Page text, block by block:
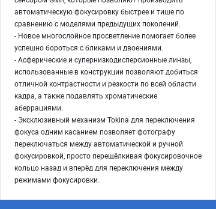
автоматическую фокусировку быстрее и тише по
сравнению с моделями предыдущих поколений.
- Новое многослойное просветление помогает более
успешно бороться с бликами и двоениями.
- Асферические и супернизкодисперсионные линзы,
использованные в конструкции позволяют добиться
отличной контрастности и резкости по всей области
кадра, а также подавлять хроматические
аберрациями.
- Эксклюзивный механизм Tokina для переключения
фокуса одним касанием позволяет фотографу
переключаться между автоматической и ручной
фокусировкой, просто перещёлкивая фокусировочное
кольцо назад и вперёд для переключения между
режимами фокусировки.